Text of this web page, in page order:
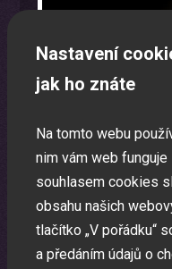
Nastavení
jak ho znáte
Na tomto webu
nim vám web
souhlasem cookies
obsahu našich
tlačítko „V pořádku“
a předáním údajů o